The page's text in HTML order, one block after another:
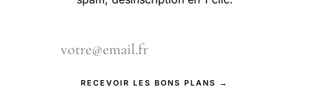
RECEVOIR LES BONS PLANS →